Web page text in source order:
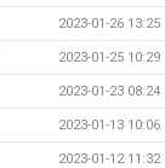
2023-01-26 13:25
2023-01-25 10:29
2023-01-23 08:24
2023-01-13 10:06
2023-01-12 11:32